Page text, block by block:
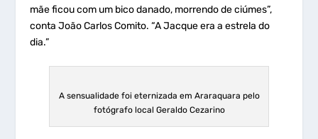
mãe ficou com um bico danado, morrendo de ciúmes”,
conta João Carlos Comito. “A Jacque era a estrela do
dia.”
A sensualidade foi eternizada em Araraquara pelo
fotógrafo local Geraldo Cezarino